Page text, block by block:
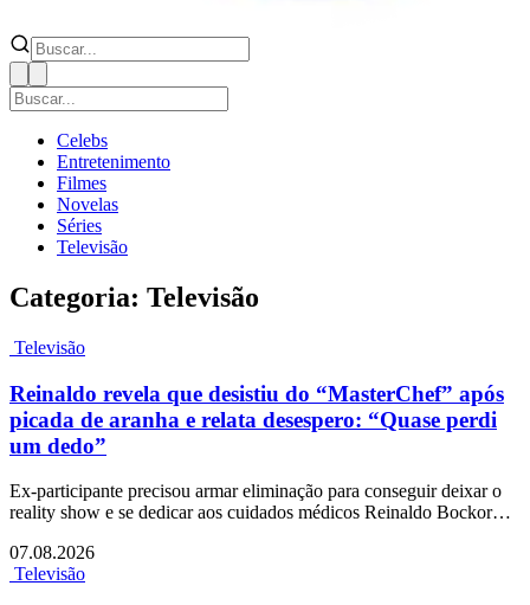
Celebs
Entretenimento
Filmes
Novelas
Séries
Televisão
Categoria: Televisão
Televisão
Reinaldo revela que desistiu do “MasterChef” após
picada de aranha e relata desespero: “Quase perdi
um dedo”
Ex-participante precisou armar eliminação para conseguir deixar o
reality show e se dedicar aos cuidados médicos Reinaldo Bockor…
07.08.2026
Televisão